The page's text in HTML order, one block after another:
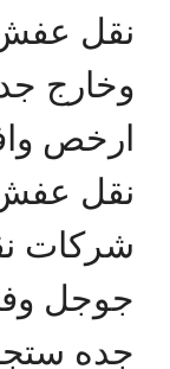
نقل
وخارج
ارخص
نقل
شركات
جوجل
جده